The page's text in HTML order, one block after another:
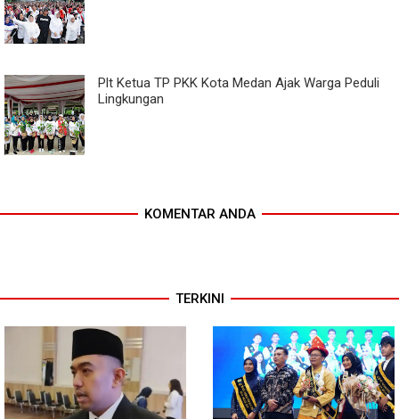
Plt Ketua TP PKK Kota Medan Ajak Warga Peduli
Lingkungan
KOMENTAR ANDA
TERKINI